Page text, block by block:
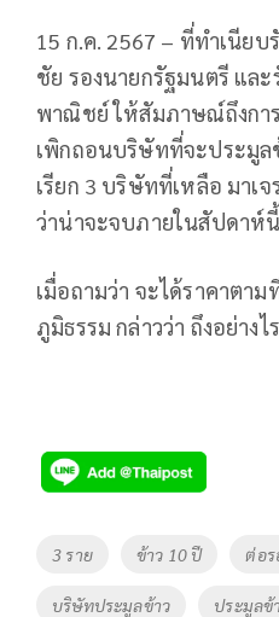
15 ก.ค. 2567 – ที่ทำเนียบ
ชัย รองนายกรัฐมนตรี และ
พาณิชย์ ให้สัมภาษณ์ถึงกา
เพิกถอนบริษัทที่จะประมูล
เรียก 3 บริษัทที่เหลือ มาเ
ว่าน่าจะจบภายในสัปดาห์นี้
เมื่อถามว่า จะได้ราคาตาม
ภูมิธรรม กล่าวว่า ถึงอย่าง
Tags
3 ราย ข้าว 10 ปี ต่อร
บริษัทประมูลข้าว ประมูลข้